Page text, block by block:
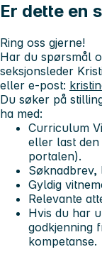
Er dette en
Ring oss gjerne!
Har du spørsmål
seksjonsleder
eller e-post:
Du søker på
ha med:
Curriculum
eller last den
portalen).
Søknadbrev,
Gyldig
Relevante
Hvis du har
godkjenning
kompetanse.